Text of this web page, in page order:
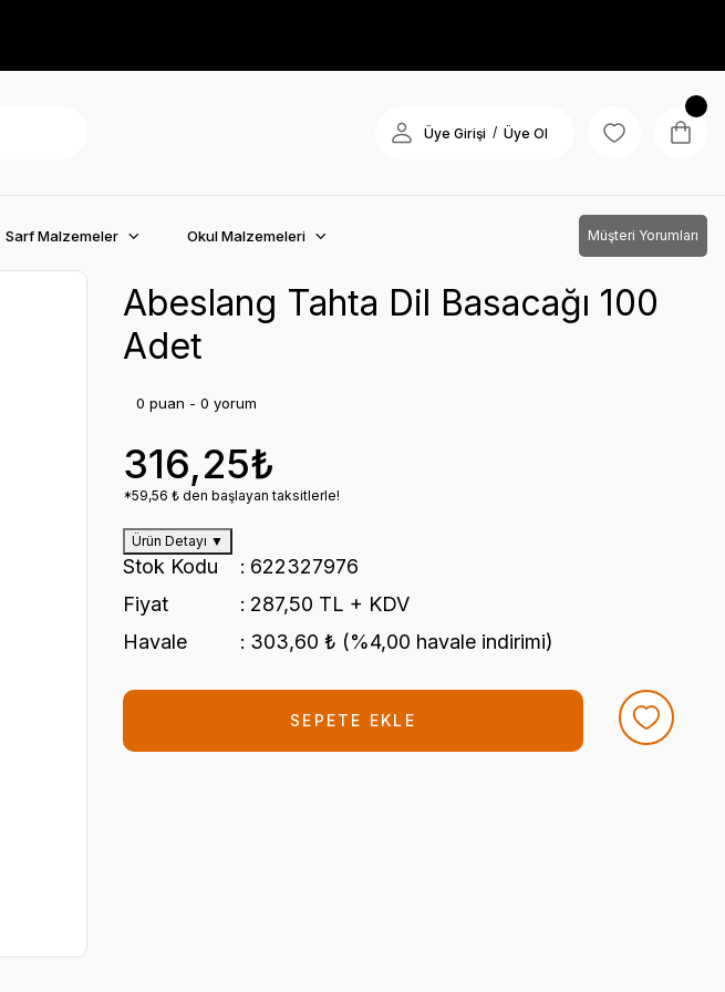
Üye Girişi / Üye Ol
Sarf Malzemeler Okul Malzemeleri Müşteri Yorumları
Abeslang Tahta Dil Basacağı 100
Adet
0 puan - 0 yorum
316,25₺
*59,56 ₺ den başlayan taksitlerle!
Ürün Detayı ▼
Stok Kodu
622327976
Fiyat
287,50 TL + KDV
Havale
303,60 ₺ (%4,00 havale indirimi)
SEPETE EKLE